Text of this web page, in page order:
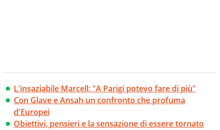
L'insaziabile Marcell: "A Parigi potevo fare di più"
Con Glave e Ansah un confronto che profuma
d'Europei
Obiettivi, pensieri e la sensazione di essere tornato